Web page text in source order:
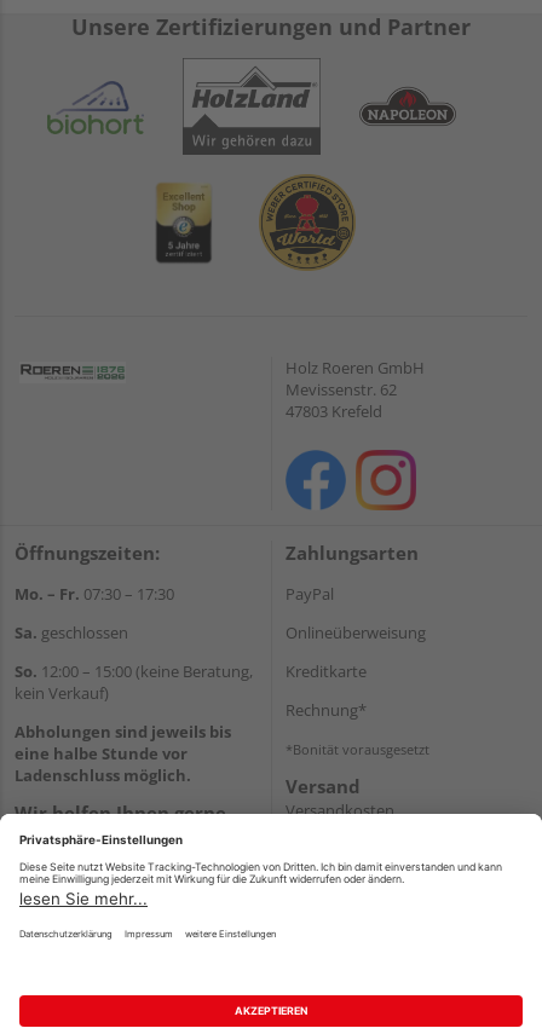
Unsere Zertifizierungen und Partner
Holz Roeren GmbH
Mevissenstr. 62
47803 Krefeld
Öffnungszeiten:
Mo. – Fr. 07:30 – 17:30
Sa. geschlossen
So. 12:00 – 15:00 (keine Beratung,
kein Verkauf)
Abholungen sind jeweils bis
eine halbe Stunde vor
Ladenschluss möglich.
Wir helfen Ihnen gerne
weiter
Tel.:+49 2151 8787-70
E-Mail:onlineshop@holz-
roeren.de
Zahlungsarten
PayPal
Onlineüberweisung
Kreditkarte
Rechnung*
*Bonität vorausgesetzt
Versand
Versandkosten
Impressum AGB Widerruf
Datenschutz